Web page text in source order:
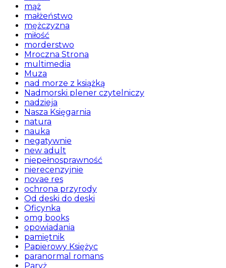
mąż
małżeństwo
mężczyzna
miłość
morderstwo
Mroczna Strona
multimedia
Muza
nad morze z książką
Nadmorski plener czytelniczy
nadzieja
Nasza Księgarnia
natura
nauka
negatywnie
new adult
niepełnosprawność
nierecenzyjnie
novae res
ochrona przyrody
Od deski do deski
Oficynka
omg books
opowiadania
pamiętnik
Papierowy Księżyc
paranormal romans
Paryż